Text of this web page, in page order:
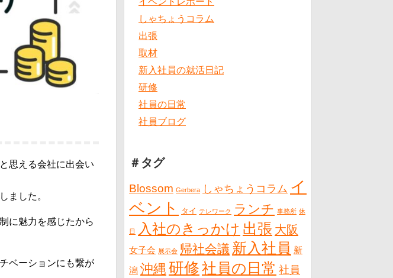
思える会社に出会い
ました。
に魅力を感じたから
ベーションにも繋が
しゃちょうコラム
出張
取材
新入社員の就活日記
研修
社員の日常
社員ブログ
＃タグ
Blossom Gerbera しゃちょうコラム イ
ベント
タイ テレワーク ランチ 事務所 休
日 入社のきっかけ 出張 大阪
女子会 展示会 帰社会議 新入社員 新
潟 沖縄 研修社員の日常 社員